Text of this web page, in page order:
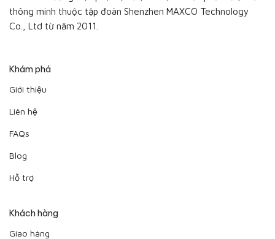
thông minh thuộc tập đoàn Shenzhen MAXCO Technology
Co., Ltd từ năm 2011.
Khám phá
Giới thiệu
Liên hệ
FAQs
Blog
Hỗ trợ
Khách hàng
Giao hàng